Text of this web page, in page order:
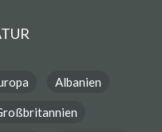
Albanien